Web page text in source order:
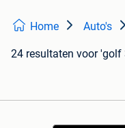
Home Auto's
24 resultaten voor 'golf